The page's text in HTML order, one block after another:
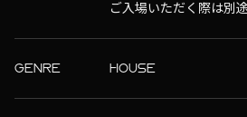
ご入場いただく際は別
GENRE HOUSE